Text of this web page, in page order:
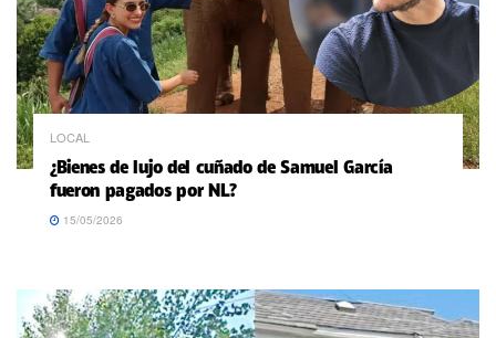
LOCAL
¿Bienes de lujo del cuñado de Samuel García
fueron pagados por NL?
15/05/2026